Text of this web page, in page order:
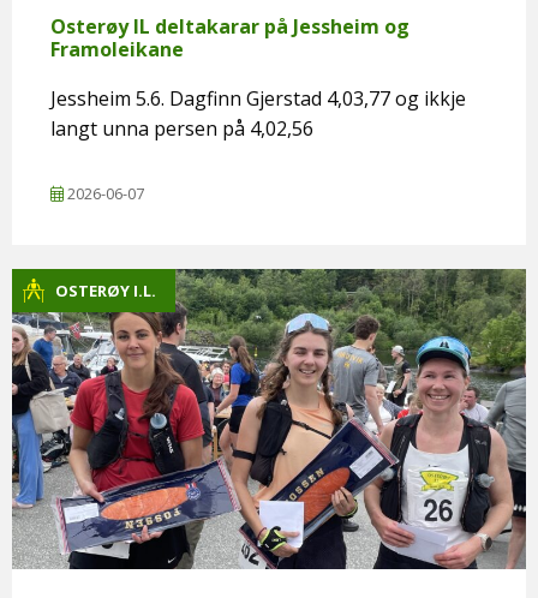
Osterøy IL deltakarar på Jessheim og
Framoleikane
Jessheim 5.6. Dagfinn Gjerstad 4,03,77 og ikkje
langt unna persen på 4,02,56
2026-06-07
OSTERØY I.L.